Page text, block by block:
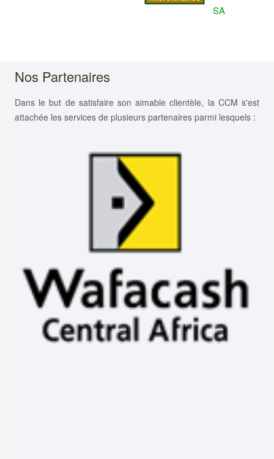
SA
Nos Partenaires
Dans le but de satisfaire son aimable clientèle, la CCM s'est
attachée les services de plusieurs partenaires parmi lesquels :